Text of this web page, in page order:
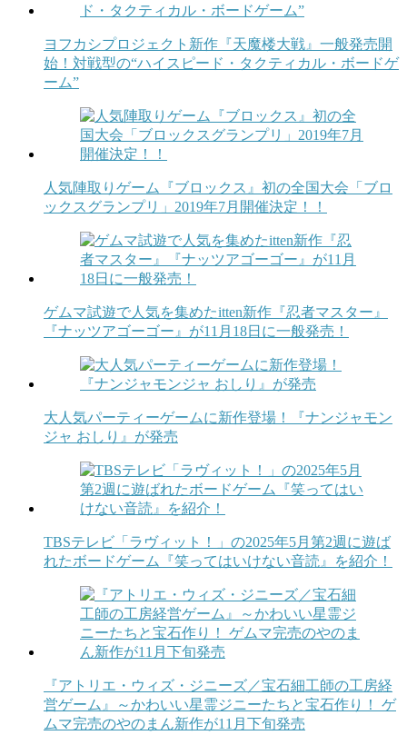
ヨフカシプロジェクト新作『天魔楼大戦』一般発売開
始！対戦型の“ハイスピード・タクティカル・ボードゲ
ーム”
人気陣取りゲーム『ブロックス』初の全国大会「ブロ
ックスグランプリ」2019年7月開催決定！！
ゲムマ試遊で人気を集めたitten新作『忍者マスター』
『ナッツアゴーゴー』が11月18日に一般発売！
大人気パーティーゲームに新作登場！『ナンジャモン
ジャ おしり』が発売
TBSテレビ「ラヴィット！」の2025年5月第2週に遊ば
れたボードゲーム『笑ってはいけない音読』を紹介！
『アトリエ・ウィズ・ジニーズ／宝石細工師の工房経
営ゲーム』～かわいい星霊ジニーたちと宝石作り！ ゲ
ムマ完売のやのまん新作が11月下旬発売